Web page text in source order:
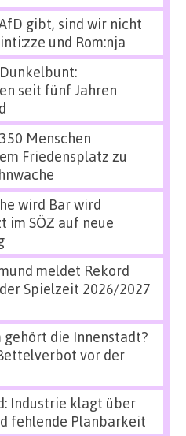
gibt, sind wir nicht
und Rom:nja
seit fünf Jahren
Menschen
Friedensplatz zu
wird Bar wird
im SÖZ auf neue
meldet Rekord
Spielzeit 2026/2027
gehört die Innenstadt?
vor der
Industrie klagt über
fehlende Planbarkeit